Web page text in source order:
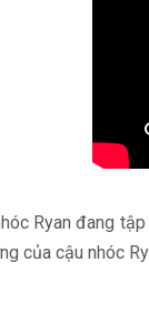
Ryan đang
của cậu nhóc